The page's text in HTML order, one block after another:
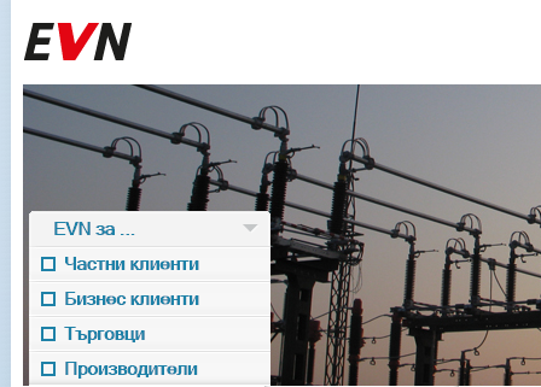
EVN for
EVN за ...
Частни клиенти
Бизнес клиенти
Търговци
Производители